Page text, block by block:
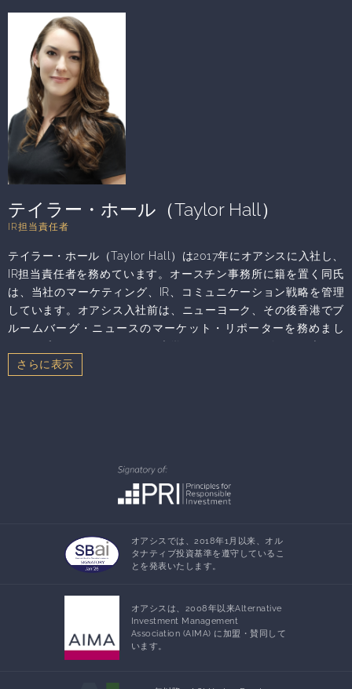
スに 8 年間勤務し、オペレーション担当ディレクターを務めてい
ました。 ウェスタン・コネチカット州立大学より経営管理学の学
位を、またアイオワ大学よりMBAを取得しています。
テイラー・ホール（Taylor Hall）
IR担当責任者
テイラー・ホール（Taylor Hall）は2017年にオアシスに入社し、
IR担当責任者を務めています。オースチン事務所に籍を置く同氏
は、当社のマーケティング、IR、コミュニケーション戦略を管理
しています。オアシス入社前は、ニューヨーク、その後香港でブ
ルームバーグ・ニュースのマーケット・リポーターを務めまし
シカゴ大学神学学校より文学修士号を得ています。またライス大
オアシスでは、2018年1月以来、オル
タナティブ投資基準を遵守しているこ
とを発表いたします。
オアシスは、2008年以来Alternative
Investment Management
Association (AIMA) に加盟・賛同して
います。